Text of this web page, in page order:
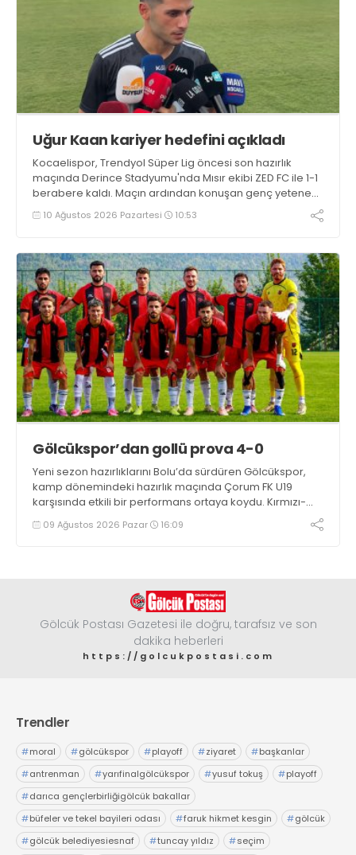
Uğur Kaan kariyer hedefini açıkladı
Kocaelispor, Trendyol Süper Lig öncesi son hazırlık
maçında Derince Stadyumu'nda Mısır ekibi ZED FC ile 1-1
berabere kaldı. Maçın ardından konuşan genç yetenek
Uğur Kaan Yıldız, "İlk yarı iyi değildik ama soyunma
odasındaki uyarılarla kendimize geldik. Tek önceliğim
10 Ağustos 2026 Pazartesi 10:53
Gölcükspor’dan gollü prova 4-0
Yeni sezon hazırlıklarını Bolu’da sürdüren Gölcükspor,
kamp dönemindeki hazırlık maçında Çorum FK U19
karşısında etkili bir performans ortaya koydu. Kırmızı-
siyahlılar, iki devrede bulduğu gollerle rakibini 4-0
mağlup etti
09 Ağustos 2026 Pazar 16:09
Gölcük Postası Gazetesi ile doğru, tarafsız ve son
dakika heberleri
https://golcukpostasi.com
Trendler
#moral #gölcükspor #playoff #ziyaret #başkanlar
#antrenman #yarıfinalgölcükspor #yusuf tokuş #playoff
#darıca gençlerbirliğigölcük bakallar
#büfeler ve tekel bayileri odası #faruk hikmet kesgin #gölcük
#gölcük belediyesiesnaf #tuncay yıldız #seçim